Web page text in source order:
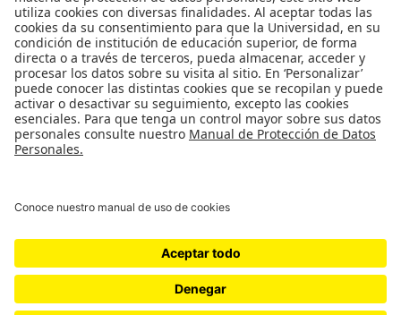
Universidad de los Andes | Vigilada Mineducación
Reconocimiento como Universidad: Decreto 1297 del 30 de mayo de 1964.
Reconocimiento personería jurídica: Resolución 28 del 23 de febrero de 1949
vigentes sobre propiedad Intelectual, por lo tanto su utilización parcial o total,
préstamo público e importación, total o parcial, en todo o en parte, en
formato impreso o digital y en cualquier formato conocido o por conocer, se
encuentran prohibidos, y solo serán lícitos en la medida en que se cuente con